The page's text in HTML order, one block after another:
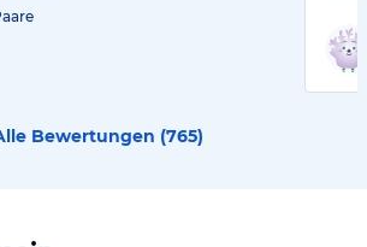
Bewertungen (765)